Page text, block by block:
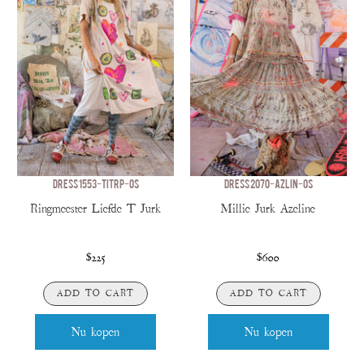
DRESS 1553-TITRP-OS
Ringmeester Liefde T Jurk
$225
ADD TO CART
Nu kopen
DRESS 2070-AZLIN-OS
Millie Jurk Azeline
$600
ADD TO CART
Nu kopen